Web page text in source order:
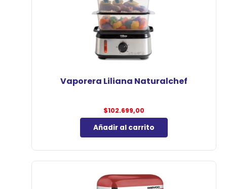
Vaporera Liliana Naturalchef
$102.699,00
Añadir al carrito